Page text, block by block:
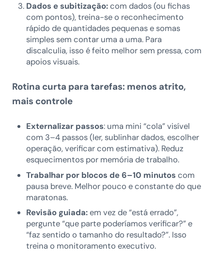
Dados e subitização:com dados (ou fichas
com pontos), treina-se o reconhecimento
rápido de quantidades pequenas e somas
simples sem contar uma a uma. Para
discalculia, isso é feito melhor sem pressa, com
apoios visuais.
Rotina curta para tarefas: menos atrito,
mais controle
Externalizar passos: uma mini “cola” visível
com 3–4 passos (ler, sublinhar dados, escolher
operação, verificar com estimativa). Reduz
esquecimentos por memória de trabalho.
Trabalhar por blocos de 6–10 minutos com
pausa breve. Melhor pouco e constante do que
maratonas.
Revisão guiada:em vez de “está errado”,
pergunte “que parte poderíamos verificar?” e
“faz sentido o tamanho do resultado?”. Isso
treina o monitoramento executivo.